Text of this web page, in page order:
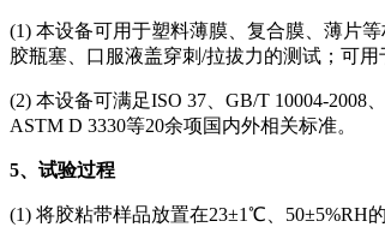
(1) 本设备可用于塑料薄膜、复合膜、薄片
胶瓶塞、口服液盖穿刺/拉拔力的测试；可
(2) 本设备可满足ISO 37、GB/T 10004-2008
ASTM D 3330等20余项国内外相关标准。
5、试验过程
(1) 将胶粘带样品放置在23±1℃、50±5%RH